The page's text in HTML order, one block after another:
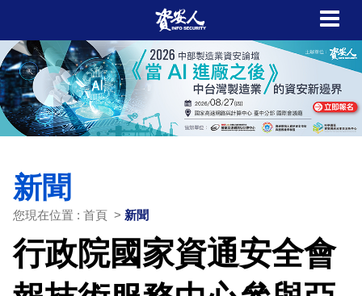
新聞
您現在位置 : 首頁 > 新聞
行政院國家資通安全會